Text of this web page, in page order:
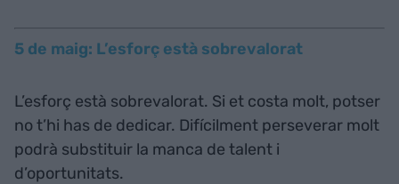
5 de maig: L’esforç està sobrevalorat
L’esforç està sobrevalorat. Si et costa molt, potser
no t’hi has de dedicar. Difícilment perseverar molt
podrà substituir la manca de talent i
d’oportunitats.